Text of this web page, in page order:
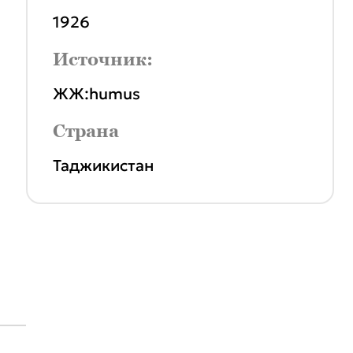
1926
Источник:
ЖЖ:humus
Страна
Таджикистан